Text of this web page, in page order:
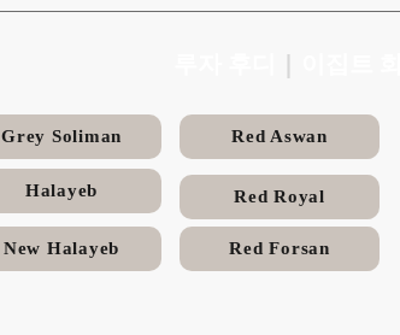
|
Grey Soliman Red Aswan
Halayeb Red Royal
New Halayeb Red Forsan